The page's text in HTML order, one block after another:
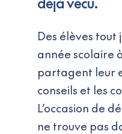
Des élèves
année scolaire
partagent leur
conseils et les
L’occasion de
ne trouve pas